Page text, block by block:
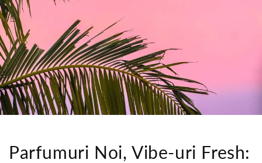
Parfumuri Noi, Vibe-uri Fresh: